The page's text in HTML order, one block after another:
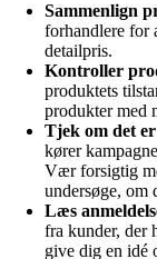
Sammenlign
forhandlere for
detailpris.
Kontroller
produktets
produkter med
Tjek om det
kører
Vær forsigtig
undersøge, om
Læs
fra kunder, der
give dig en idé